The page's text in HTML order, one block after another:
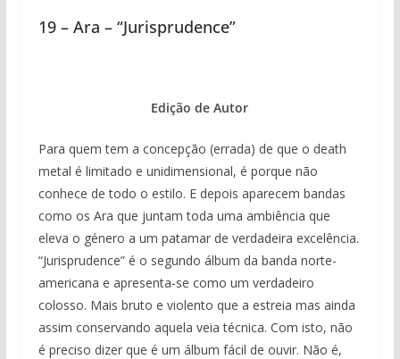
19 – Ara – “Jurisprudence”
Edição de Autor
Para quem tem a concepção (errada) de que o death
metal é limitado e unidimensional, é porque não
conhece de todo o estilo. E depois aparecem bandas
como os Ara que juntam toda uma ambiência que
eleva o género a um patamar de verdadeira excelência.
“Jurisprudence” é o segundo álbum da banda norte-
americana e apresenta-se como um verdadeiro
colosso. Mais bruto e violento que a estreia mas ainda
assim conservando aquela veia técnica. Com isto, não
é preciso dizer que é um álbum fácil de ouvir. Não é,